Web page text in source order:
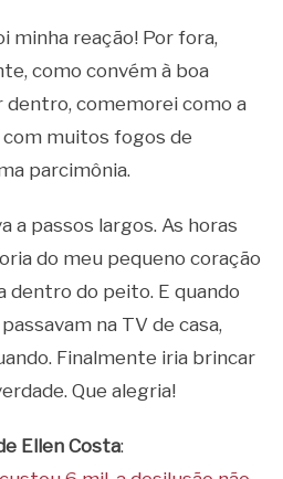
minha reação! Por fora,
como convém à boa
dentro, comemorei como a
com muitos fogos de
parcimônia.
a passos largos. As horas
do meu pequeno coração
dentro do peito. E quando
na TV de casa,
Finalmente iria brincar
Que alegria!
Ellen Costa: